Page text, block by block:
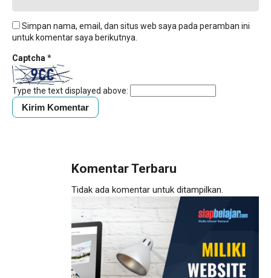
Simpan nama, email, dan situs web saya pada peramban ini
untuk komentar saya berikutnya.
Captcha *
Type the text displayed above:
Komentar Terbaru
Tidak ada komentar untuk ditampilkan.